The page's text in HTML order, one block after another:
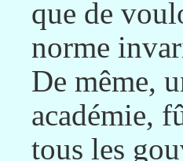
que de
norme
De même,
académie,
tous les